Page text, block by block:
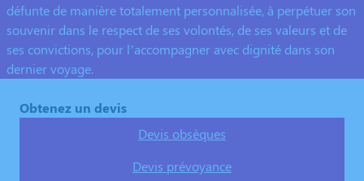
défunte de manière totalement personnalisée, à perpétuer son
souvenir dans le respect de ses volontés, de ses valeurs et de
ses convictions, pour l’accompagner avec dignité dans son
dernier voyage.
Obtenez un devis
Devis obsèques
Devis prévoyance